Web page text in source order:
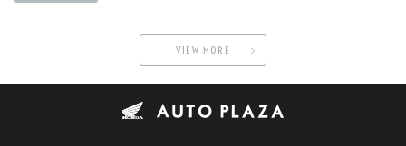
VIEW MORE